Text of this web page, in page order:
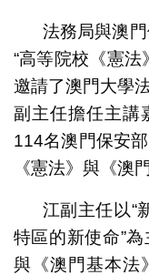
法務局與澳
“高等院校《憲法
邀請了澳門大學
副主任擔任主講
114名澳門保安
《憲法》與《澳
江副主任以“
特區的新使命”
與《澳門基本法